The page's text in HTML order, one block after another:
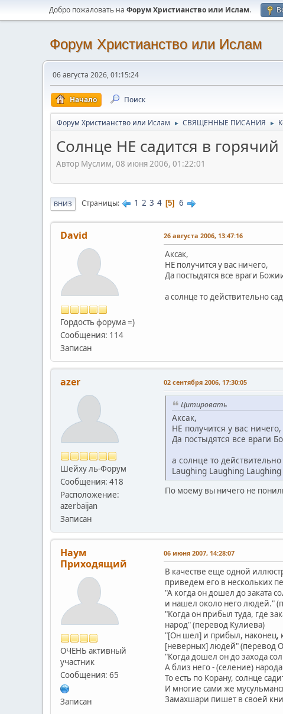
Добро пожаловать на Форум Христианство или Ислам.
Форум Христианство или Ислам
06 августа 2026, 01:15:24
Начало Поиск
Форум Христианство или Ислам ► СВЯЩЕННЫЕ ПИСАНИЯ ►
Солнце НЕ садится в
Автор Муслим, 08 июня 2006, 01:22:01
ВНИЗ Страницы 1 2 3 4 5 6
David
Гордость форума =)
Сообщения: 114
Записан
26 августа 2006, 13:47:16
Аксак,
НЕ получится у вас ничего,
Да постыдятся все враги
а солнце то действительно
azer
Шейху ль-Форум
Сообщения: 418
Расположение:
azerbaijan
Записан
02 сентября 2006, 17:30:05
Цитировать
Аксак,
НЕ получится у вас ничего,
Да постыдятся все враги
а солнце то
Laughing Laughing Laughing
По моему вы ничего не
Наум
Приходящий
ОЧЕНЬ активный
участник
Сообщения: 65
Записан
06 июня 2007, 14:28:07
В качестве еще одной
приведем его в нескольких
"А когда он дошел до заката
и нашел около него людей."
"Когда он прибыл туда, где
народ" (перевод Кулиева)
"[Он шел] и прибыл, наконец,
[неверных] людей" (перевод
"Когда дошел он до захода
А близ него - (селение)
То есть по Корану, солнце
И многие сами же
Замахшари пишет в своей